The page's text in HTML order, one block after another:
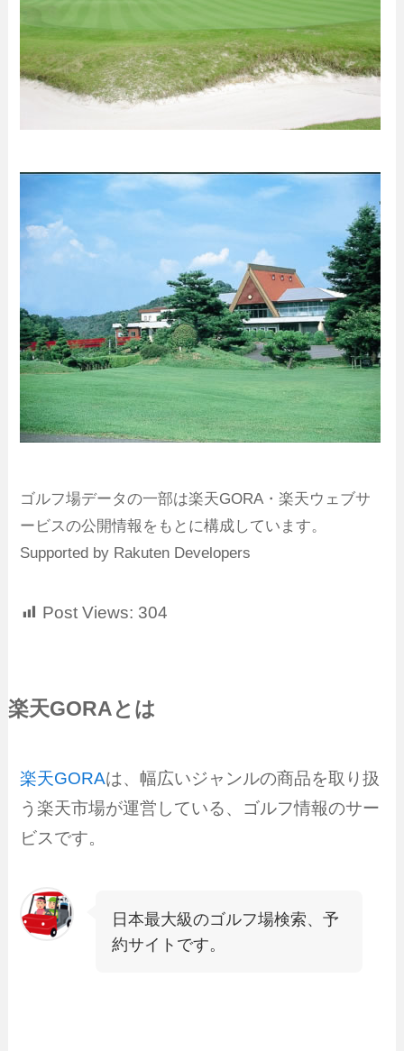
ゴルフ場データの一部は楽天GORA・楽天ウェブサ
ービスの公開情報をもとに構成しています。
Supported by Rakuten Developers
Post Views: 304
楽天GORAとは
楽天GORAは、幅広いジャンルの商品を取り扱
う楽天市場が運営している、ゴルフ情報のサー
ビスです。
日本最大級のゴルフ場検索、予
約サイトです。